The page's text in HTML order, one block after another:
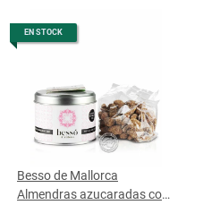
EN STOCK
Besso de Mallorca
Almendras azucaradas con